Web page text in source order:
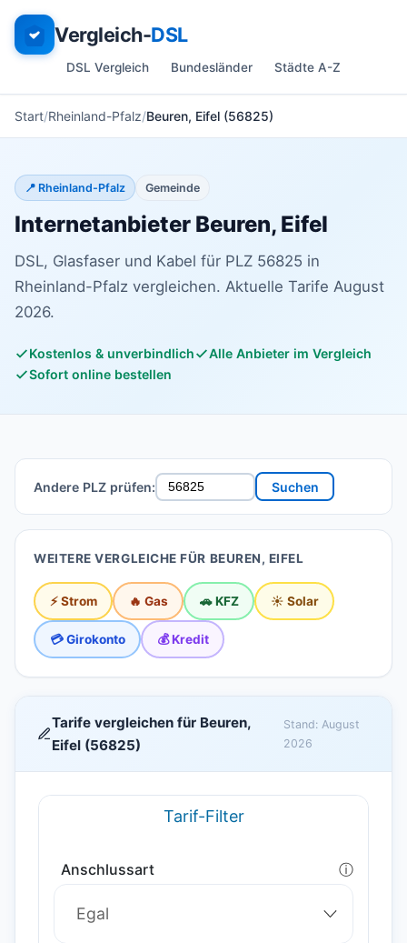
Vergleich-DSL
DSL Vergleich Bundesländer Städte A-Z
Start Rheinland-Pfalz Beuren, Eifel (56825)
📍 Rheinland-Pfalz Gemeinde
Internetanbieter Beuren, Eifel
DSL, Glasfaser und Kabel für PLZ 56825 in
Rheinland-Pfalz vergleichen. Aktuelle Tarife August
2026.
Kostenlos & unverbindlich
Alle Anbieter im Vergleich
Sofort online bestellen
Andere PLZ prüfen: Suchen
WEITERE VERGLEICHE FÜR BEUREN, EIFEL
⚡ Strom 🔥 Gas 🚗 KFZ ☀️ Solar
💳 Girokonto 💰 Kredit
Tarife vergleichen für Beuren,
Eifel (56825)
Stand: August
2026